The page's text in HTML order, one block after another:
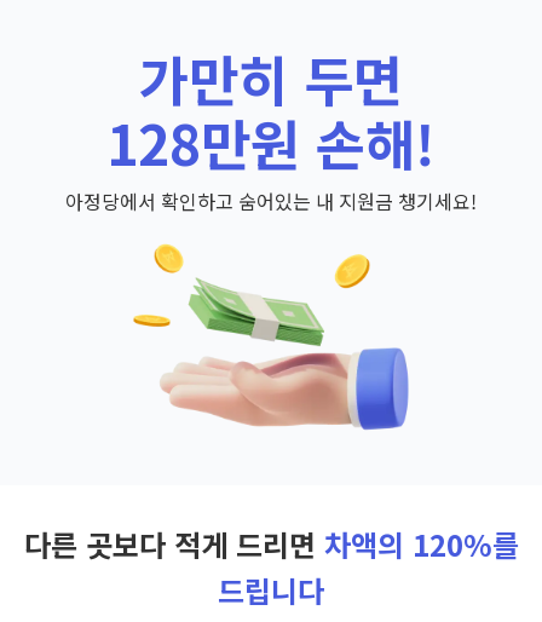
가만히 두면
128만원 손해!
아정당에서 확인하고 숨어있는 내 지원금 챙기세요!
다른 곳보다 적게 드리면 차액의 120%를
드립니다